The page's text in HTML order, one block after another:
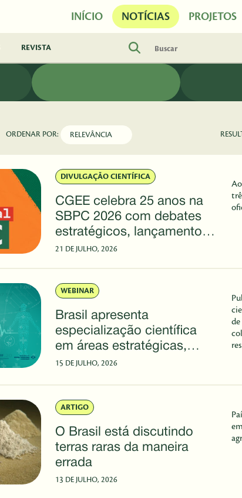
INÍCIO NOTÍCIAS PROJETOS
REVISTA
ORDENAR POR:
DIVULGAÇÃO CIENTÍFICA
CGEE celebra 25 anos na
SBPC 2026 com debates
estratégicos, lançamentos
e sessão especial
21 DE JULHO, 2026
WEBINAR
Brasil apresenta
especialização científica
em áreas estratégicas,
aponta novo informe do
15 DE JULHO, 2026
ARTIGO
O Brasil está discutindo
terras raras da maneira
errada
13 DE JULHO, 2026